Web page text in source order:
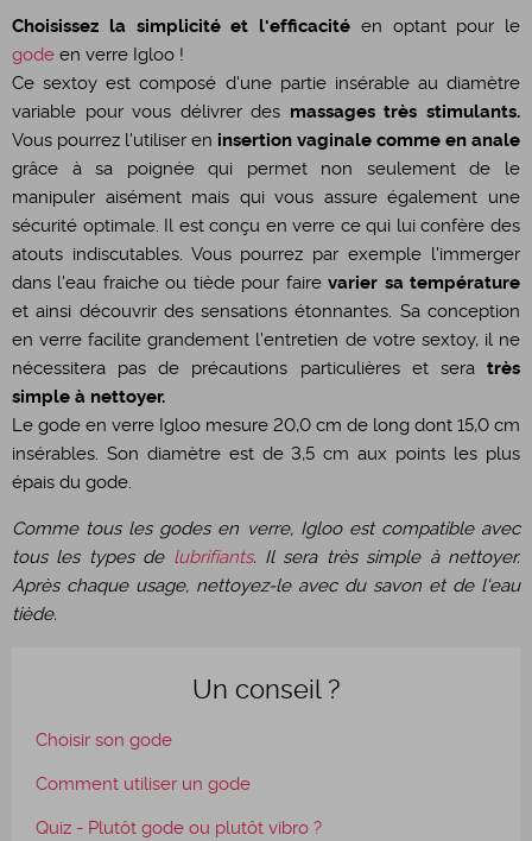
Choisissez la simplicité et l'efficacité en optant pour le
gode en verre Igloo !
Ce sextoy est composé d'une partie insérable au diamètre
variable pour vous délivrer des massages très stimulants.
Vous pourrez l'utiliser en insertion vaginale comme en anale
grâce à sa poignée qui permet non seulement de le
manipuler aisément mais qui vous assure également une
sécurité optimale. Il est conçu en verre ce qui lui confère des
atouts indiscutables. Vous pourrez par exemple l'immerger
dans l'eau fraiche ou tiède pour fairevarier sa température
et ainsi découvrir des sensations étonnantes. Sa conception
en verre facilite grandement l'entretien de votre sextoy, il ne
nécessitera pas de précautions particulières et sera très
simple à nettoyer.
Le gode en verre Igloo mesure 20,0 cm de long dont 15,0 cm
insérables. Son diamètre est de 3,5 cm aux points les plus
épais du gode.
Comme tous les godes en verre, Igloo est compatible avec
tous les types de lubrifiants. Il sera très simple à nettoyer.
Après chaque usage, nettoyez-le avec du savon et de l'eau
tiède.
Un conseil ?
Choisir son gode
Comment utiliser un gode
Quiz - Plutôt gode ou plutôt vibro ?